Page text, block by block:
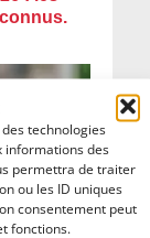
technologies
informations des
permettra de traiter
ou les ID uniques
consentement peut
fonctions.